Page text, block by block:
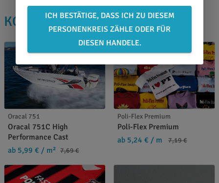
KOLLEGEN KAUFTEN AUCH
Oracal 751
Oracal 751C High
Performance Cast
ab 5,99 € / m² 7,69 €
Poli-Flex Premium
Poli-Flex Premium
ab 5,24 € / m 7,19 €
ICH BESTÄTIGE, DASS ICH ZU DIESEM
PERSONENKREIS ZÄHLE ODER FÜR
DIESEN HANDELE.